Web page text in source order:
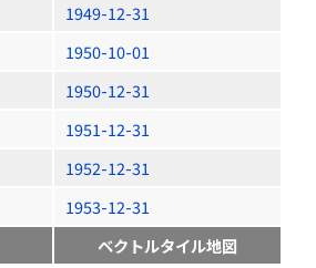
1949-12-31
1950-10-01
1950-12-31
1951-12-31
1952-12-31
1953-12-31
ベクトルタイル地図